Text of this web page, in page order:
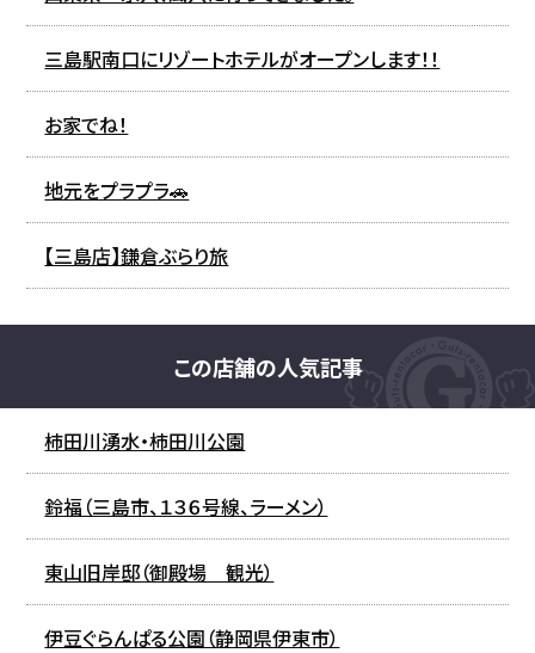
三島駅南口にリゾートホテルがオープンします！！
お家でね！
地元をプラプラ🚗
【三島店】鎌倉ぶらり旅
この店舗の人気記事
柿田川湧水・柿田川公園
鈴福（三島市、１３６号線、ラーメン）
東山旧岸邸（御殿場 観光）
伊豆ぐらんぱる公園（静岡県伊東市）